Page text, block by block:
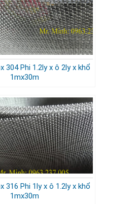
304 Phi 1.2ly x ô 2ly x khổ
1mx30m
316 Phi 1ly x ô 1.2ly x khổ
1mx30m